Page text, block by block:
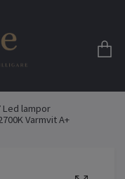
Led lampor
Varmvit A+